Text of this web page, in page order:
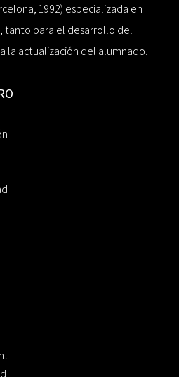
1992) especializada en
tanto para el desarrollo del
la actualización del alumnado.